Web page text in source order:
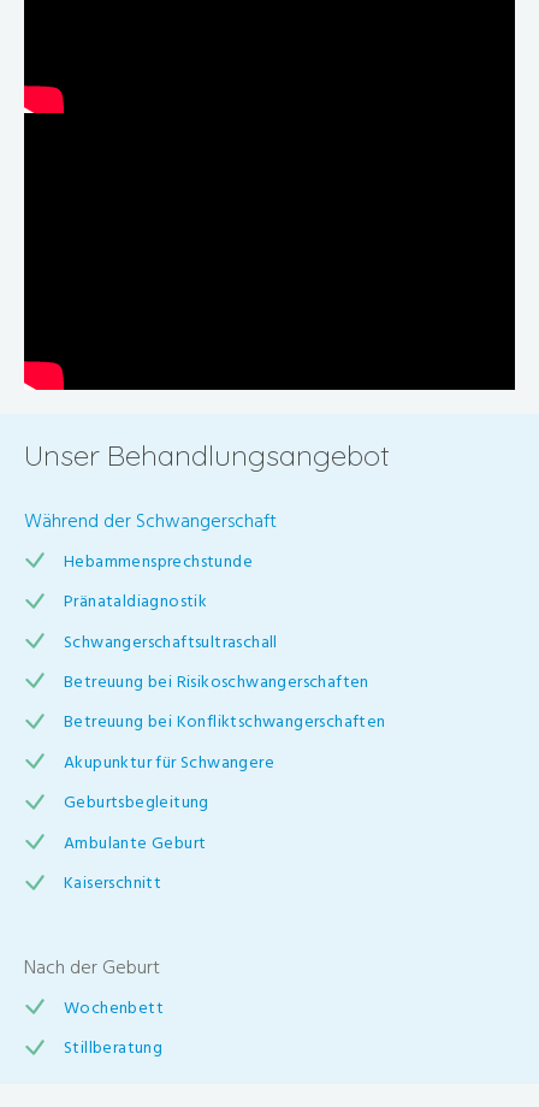
Unser Behandlungsangebot
Während der Schwangerschaft
Hebammensprechstunde
Pränataldiagnostik
Schwangerschaftsultraschall
Betreuung bei Risikoschwangerschaften
Betreuung bei Konfliktschwangerschaften
Akupunktur für Schwangere
Geburtsbegleitung
Ambulante Geburt
Kaiserschnitt
Nach der Geburt
Wochenbett
Stillberatung